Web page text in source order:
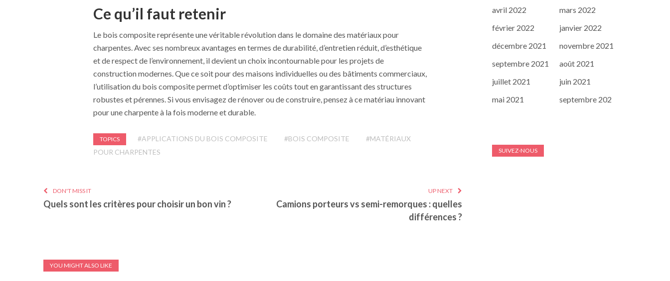
Ce qu’il faut retenir
Le bois composite représente une véritable révolution dans le domaine des matériaux pour
charpentes. Avec ses nombreux avantages en termes de durabilité, d’entretien réduit, d’esthétique
et de respect de l’environnement, il devient un choix incontournable pour les projets de
construction modernes. Que ce soit pour des maisons individuelles ou des bâtiments commerciaux,
l’utilisation du bois composite permet d’optimiser les coûts tout en garantissant des structures
robustes et pérennes. Si vous envisagez de rénover ou de construire, pensez à ce matériau innovant
pour une charpente à la fois moderne et durable.
TOPICS #APPLICATIONS DU BOIS COMPOSITE #BOIS COMPOSITE
#MATÉRIAUX
POUR CHARPENTES
DON'T MISS IT
Quels sont les critères pour choisir un bon vin ?
UP NEXT
Camions porteurs vs semi-remorques : quelles
différences ?
YOU MIGHT ALSO LIKE
avril 2022
mars 2022
février 2022
janvier 2022
décembre 2021
novembre 2021
septembre 2021
août 2021
juillet 2021
juin 2021
mai 2021
septembre 202
SUIVEZ-NOUS